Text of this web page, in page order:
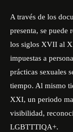
A través de los
presenta, se puede
los siglos XVII al
impuestas a
prácticas sexuales
tiempo. Al mismo
XXI, un periodo
visibilidad,
LGBTTTIQA+.